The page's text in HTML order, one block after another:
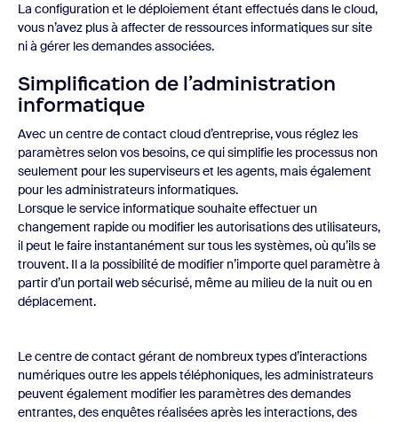
La configuration et le déploiement étant effectués dans le cloud,
vous n’avez plus à affecter de ressources informatiques sur site
ni à gérer les demandes associées.
Simplification de l’administration
informatique
Avec un centre de contact cloud d’entreprise, vous réglez les
paramètres selon vos besoins, ce qui simplifie les processus non
seulement pour les superviseurs et les agents, mais également
pour les administrateurs informatiques.
Lorsque le service informatique souhaite effectuer un
changement rapide ou modifier les autorisations des utilisateurs,
il peut le faire instantanément sur tous les systèmes, où qu’ils se
trouvent. Il a la possibilité de modifier n’importe quel paramètre à
partir d’un portail web sécurisé, même au milieu de la nuit ou en
déplacement.
Le centre de contact gérant de nombreux types d’interactions
numériques outre les appels téléphoniques, les administrateurs
peuvent également modifier les paramètres des demandes
entrantes, des enquêtes réalisées après les interactions, des